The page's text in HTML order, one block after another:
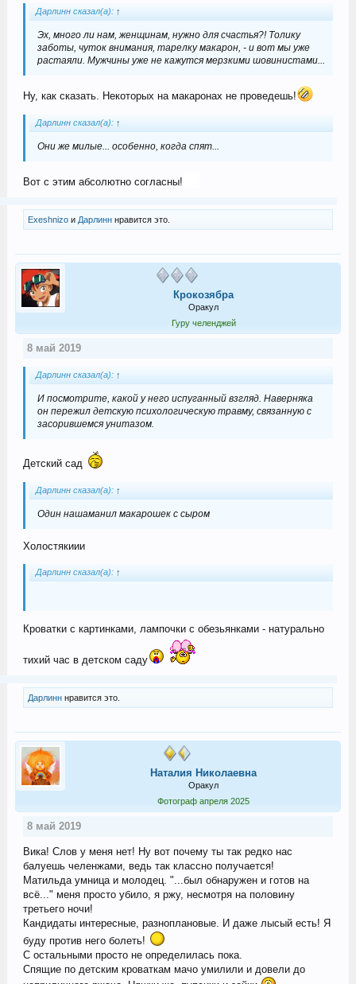
Дарлинн сказал(а): ↑
Эх, много ли нам, женщинам, нужно для счастья?! Толику
заботы, чуток внимания, тарелку макарон, - и вот мы уже
растаяли. Мужчины уже не кажутся мерзкими шовинистами...
Ну, как сказать. Некоторых на макаронах не проведешь!
Дарлинн сказал(а): ↑
Они же милые... особенно, когда спят...
Вот с этим абсолютно согласны!
Exeshnizoи Дарлинннравится это.
Крокозябра
Оракул
Гуру челенджей
8 май 2019
Дарлинн сказал(а): ↑
И посмотрите, какой у него испуганный взгляд. Наверняка
он пережил детскую психологическую травму, связанную с
засорившемся унитазом.
Детский сад
Дарлинн сказал(а): ↑
Один нашаманил макарошек с сыром
Холостякиии
Дарлинн сказал(а): ↑
Кроватки с картинками, лампочки с обезьянками - натурально
тихий час в детском саду
Дарлинннравится это.
Наталия Николаевна
Оракул
Фотограф апреля 2025
8 май 2019
Вика! Слов у меня нет! Ну вот почему ты так редко нас
балуешь челенжами, ведь так классно получается!
Матильда умница и молодец. "...был обнаружен и готов на
всё..." меня просто убило, я ржу, несмотря на половину
третьего ночи!
Кандидаты интересные, разноплановые. И даже лысый есть! Я
буду против него болеть!
С остальными просто не определилась пока.
Спящие по детским кроваткам мачо умилили и довели до